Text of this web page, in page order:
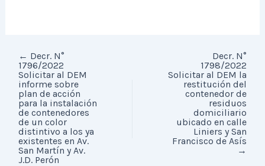
← Decr. N°
1796/2022
Solicitar al DEM
informe sobre
plan de acción
para la instalación
de contenedores
de un color
distintivo a los ya
existentes en Av.
San Martín y Av.
J.D. Perón
Decr. N°
1798/2022
Solicitar al DEM la
restitución del
contenedor de
residuos
domiciliario
ubicado en calle
Liniers y San
Francisco de Asís
→